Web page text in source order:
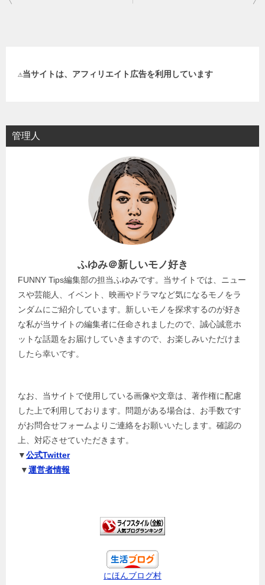
ョ
ン
⚠️当サイトは、アフィリエイト広告を利用しています
管理人
ふゆみ＠新しいモノ好き
FUNNY Tips編集部の担当ふゆみです。当サイトでは、ニュー
スや芸能人、イベント、映画やドラマなど気になるモノをラ
ンダムにご紹介しています。新しいモノを探求するのが好き
な私が当サイトの編集者に任命されましたので、誠心誠意ホ
ットな話題をお届けしていきますので、お楽しみいただけま
したら幸いです。
なお、当サイトで使用している画像や文章は、著作権に配慮
した上で利用しております。問題がある場合は、お手数です
がお問合せフォームよりご連絡をお願いいたします。確認の
上、対応させていただきます。
▼公式Twitter
▼運営者情報
にほんブログ村